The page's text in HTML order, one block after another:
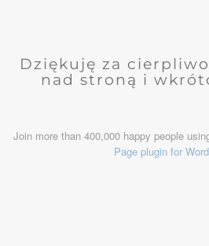
Dziękuję za
nad stroną i
Join more than 400,000 happy people
Page plugin for